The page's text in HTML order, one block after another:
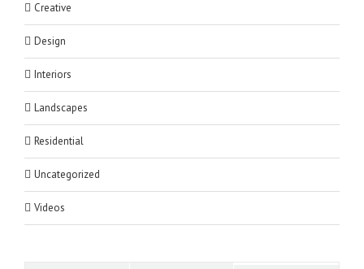
Creative
Design
Interiors
Landscapes
Residential
Uncategorized
Videos